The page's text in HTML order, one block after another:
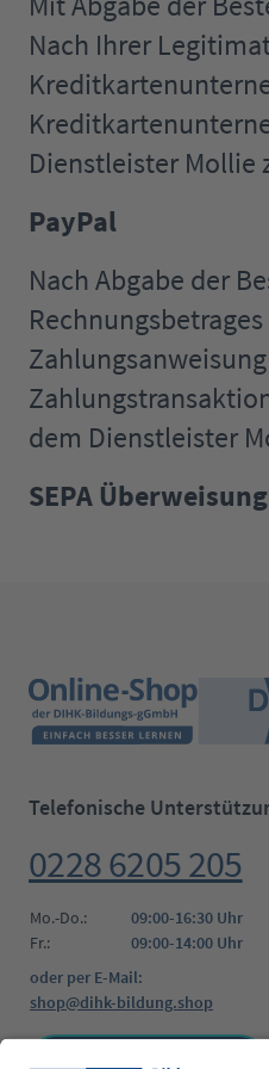
Nach Ihrer
Dienstleister Mollie
PayPal
Nach Abgabe der
dem Dienstleister
SEPA Überweisung
Telefonische
0228 6205 205
Mo.-Do.:
09:00-16:30 Uhr
Fr.:
09:00-14:00 Uhr
oder per E-Mail:
shop@dihk-bildung.shop